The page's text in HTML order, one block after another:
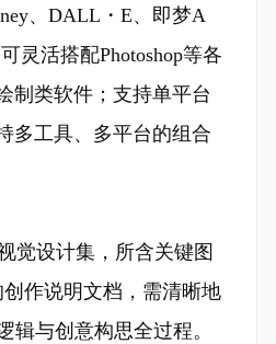
、DALL・E、即梦A
灵活搭配Photoshop等各
制类软件；支持单平台
多工具、多平台的组合
觉设计集，所含关键图
作说明文档，需清晰地
辑与创意构思全过程。